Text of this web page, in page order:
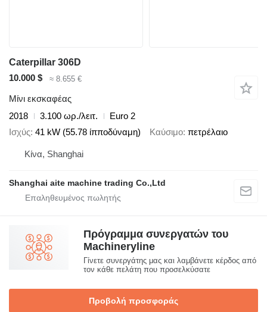
Caterpillar 306D
10.000 $
≈ 8.655 €
Μίνι εκσκαφέας
2018
3.100 ωρ./λειτ.
Euro 2
Ισχύς 41 kW (55.78 ίπποδύναμη) Καύσιμο πετρέλαιο
Κίνα, Shanghai
Shanghai aite machine trading Co.,Ltd
Πρόγραμμα συνεργατών του
Machineryline
Γίνετε συνεργάτης μας και λαμβάνετε κέρδος από
τον κάθε πελάτη που προσελκύσατε
Προβολή προσφοράς